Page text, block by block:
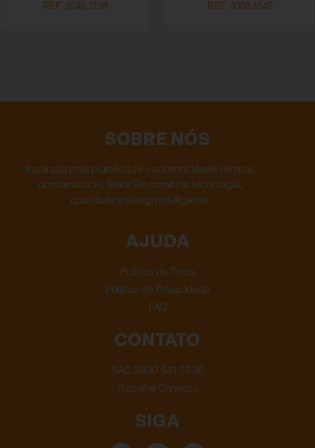
REF. 8246.1198 REF. 8308.1545
SOBRE NÓS
Inspirada pela pluralidade e autenticidade de suas
consumidoras, Beira Rio combina tecnologia,
qualidade e design inteligente.
AJUDA
Política de Troca
Política de Privacidade
FAQ
CONTATO
SAC 0800 541 3536
Trabalhe Conosco
SIGA